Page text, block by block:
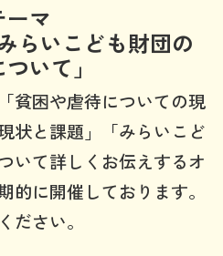
ーマ
らいこども財団の
いて」
貧困や虐待についての現
状と課題」「みらいこど
いて詳しくお伝えするオ
的に開催しております。
ださい。